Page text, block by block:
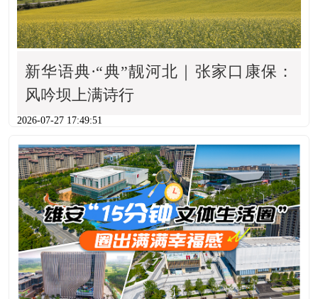
新华语典·“典”靓河北｜张家口康保：
风吟坝上满诗行
2026-07-27 17:49:51